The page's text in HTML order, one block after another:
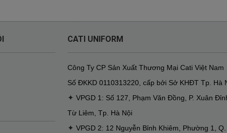
CATI UNIFORM
Công Ty CP Sản Xuất Thương Mại Cati Việt Nam
Số ĐKKD 0110313220 cấp bởi Sở KHĐT Tp. Hà
✦VPGD 1: Số 127, Phạm Văn Đồng, P. Xuân
Từ Liêm, Tp. Hà Nội
✦VPGD 2: 12 Nguyễn Bỉnh Khiêm, Phường 1, Q.